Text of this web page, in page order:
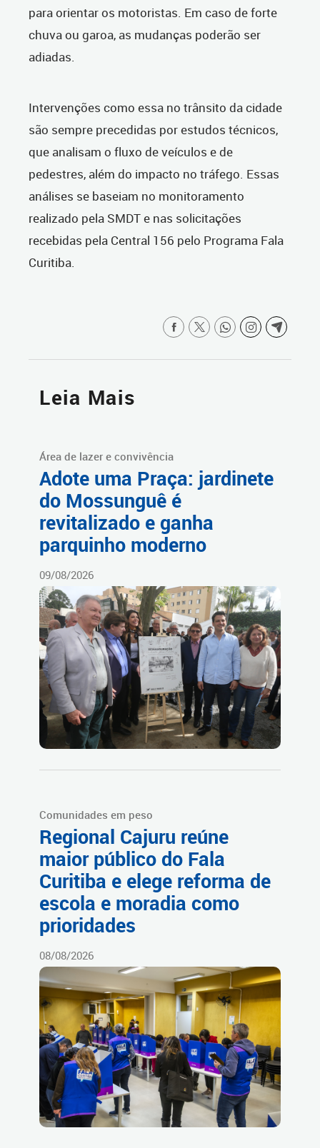
para orientar os motoristas. Em caso de forte
chuva ou garoa, as mudanças poderão ser
adiadas.
Intervenções como essa no trânsito da cidade
são sempre precedidas por estudos técnicos,
que analisam o fluxo de veículos e de
pedestres, além do impacto no tráfego. Essas
análises se baseiam no monitoramento
realizado pela SMDT e nas solicitações
recebidas pela Central 156 pelo Programa Fala
Curitiba.
Leia Mais
Área de lazer e convivência
Adote uma Praça: jardinete
do Mossunguê é
revitalizado e ganha
parquinho moderno
09/08/2026
Comunidades em peso
Regional Cajuru reúne
maior público do Fala
Curitiba e elege reforma de
escola e moradia como
prioridades
08/08/2026